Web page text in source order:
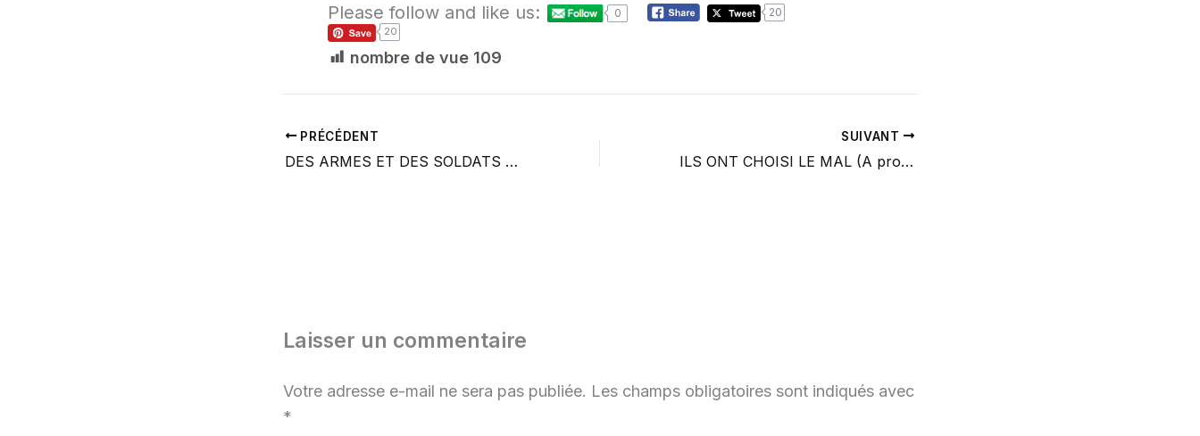
Please follow and like us: 0 20
20
nombre de vue 109
PRÉCÉDENT
DES ARMES ET DES SOLDATS POUR LA PALESTINE
SUIVANT
ILS ONT CHOISI LE MAL (A propos de l’alliance Faure/Macron, et pas que….
Laisser un commentaire
Votre adresse e-mail ne sera pas publiée. Les champs obligatoires sont indiqués avec
*